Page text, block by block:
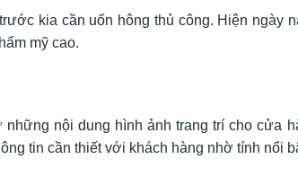
kia cần uốn hông thủ công. Hiện
mỹ cao.
nội dung hình ảnh trang trí cho cửa
tin cần thiết với khách hàng nhờ tính nổi